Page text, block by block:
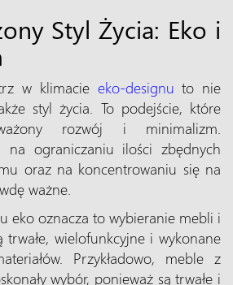
Styl Życia: Eko i
w klimacie eko-designu to nie
styl życia. To podejście, które
rozwój i minimalizm.
na ograniczaniu ilości zbędnych
oraz na koncentrowaniu się na
ważne.
eko oznacza to wybieranie mebli i
trwałe, wielofunkcyjne i wykonane
Przykładowo, meble z
wybór, ponieważ są trwałe i